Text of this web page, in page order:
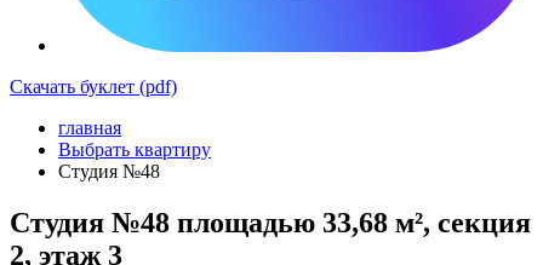
Скачать буклет (pdf)
главная
Выбрать квартиру
Студия №48
Студия №48 площадью 33,68 м², секция
2, этаж 3